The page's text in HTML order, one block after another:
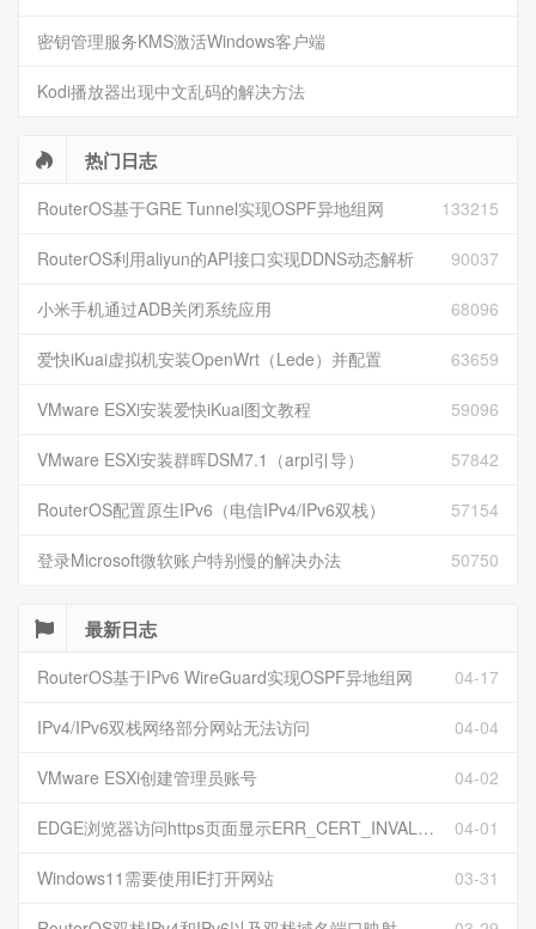
密钥管理服务KMS激活Windows客户端
Kodi播放器出现中文乱码的解决方法
热门日志
133215
RouterOS基于GRE Tunnel实现OSPF异地组网
90037
RouterOS利用aliyun的API接口实现DDNS动态解析
68096
小米手机通过ADB关闭系统应用
63659
爱快iKuai虚拟机安装OpenWrt（Lede）并配置
59096
VMware ESXi安装爱快iKuai图文教程
57842
VMware ESXi安装群晖DSM7.1（arpl引导）
57154
RouterOS配置原生IPv6（电信IPv4/IPv6双栈）
50750
登录Microsoft微软账户特别慢的解决办法
最新日志
04-17
RouterOS基于IPv6 WireGuard实现OSPF异地组网
04-04
IPv4/IPv6双栈网络部分网站无法访问
04-02
VMware ESXi创建管理员账号
04-01
EDGE浏览器访问https页面显示ERR_CERT_INVALID且无法跳过继续访问
03-31
Windows11需要使用IE打开网站